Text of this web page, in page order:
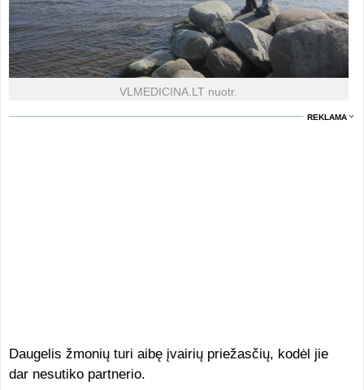
VLMEDICINA.LT nuotr.
REKLAMA
Daugelis žmonių turi aibę įvairių priežasčių, kodėl jie
dar nesutiko partnerio.